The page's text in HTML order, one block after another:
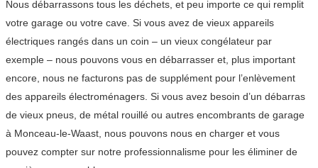
Nous débarrassons tous les déchets, et peu importe ce qui remplit
votre garage ou votre cave. Si vous avez de vieux appareils
électriques rangés dans un coin – un vieux congélateur par
exemple – nous pouvons vous en débarrasser et, plus important
encore, nous ne facturons pas de supplément pour l’enlèvement
des appareils électroménagers. Si vous avez besoin d’un débarras
de vieux pneus, de métal rouillé ou autres encombrants de garage
à Monceau-le-Waast, nous pouvons nous en charger et vous
pouvez compter sur notre professionnalisme pour les éliminer de